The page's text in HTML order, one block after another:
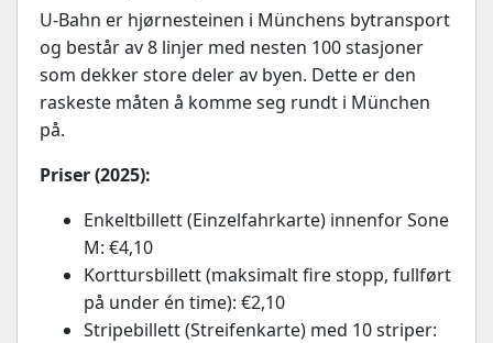
U-Bahn er hjørnesteinen i Münchens bytransport
og består av 8 linjer med nesten 100 stasjoner
som dekker store deler av byen. Dette er den
raskeste måten å komme seg rundt i München
på.
Priser (2025):
Enkeltbillett (Einzelfahrkarte) innenfor Sone
M: €4,10
Korttursbillett (maksimalt fire stopp, fullført
på under én time): €2,10
Stripebillett (Streifenkarte) med 10 striper: